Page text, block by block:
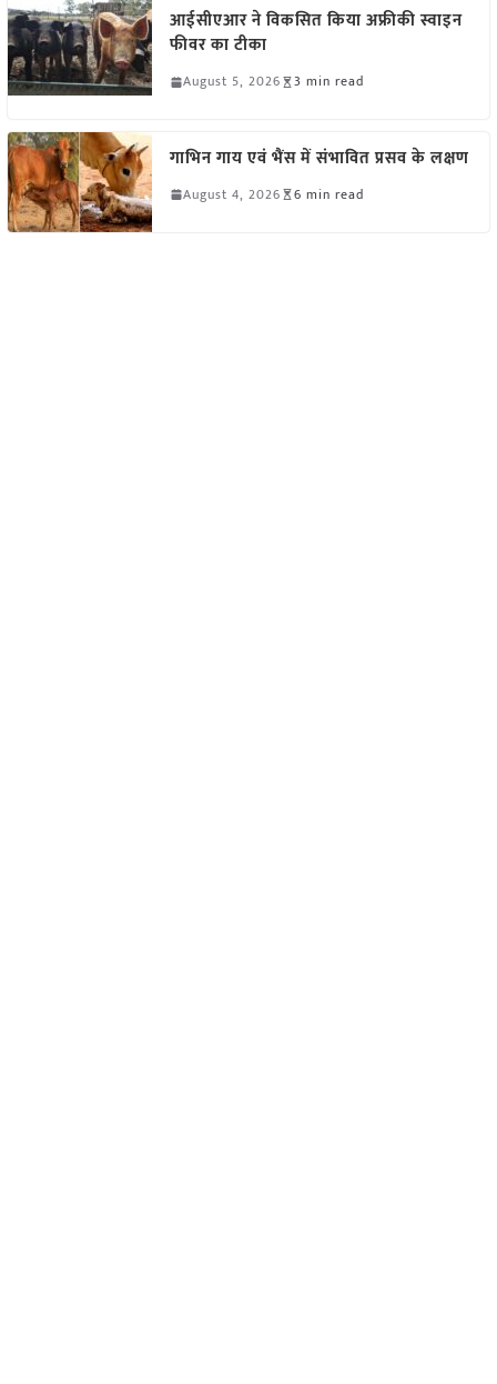
आईसीएआर ने विकसित किया अफ्रीकी स्वाइन
फीवर का टीका
August 5, 2026 3 min read
गाभिन गाय एवं भैंस में संभावित प्रसव के लक्षण
August 4, 2026 6 min read